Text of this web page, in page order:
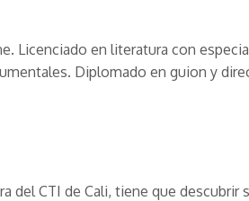
Licenciado en literatura con
Diplomado en guion y
del CTI de Cali, tiene que descubrir